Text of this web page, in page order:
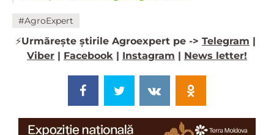
#AgroExpert
⚡️Urmărește știrile Agroexpert pe -> Telegram |
Viber | Facebook | Instagram | News letter!